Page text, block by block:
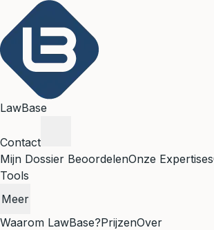
LawBase
Contact
Mijn Dossier BeoordelenOnze Expertises
Tools
Meer
Waarom LawBase?PrijzenOver